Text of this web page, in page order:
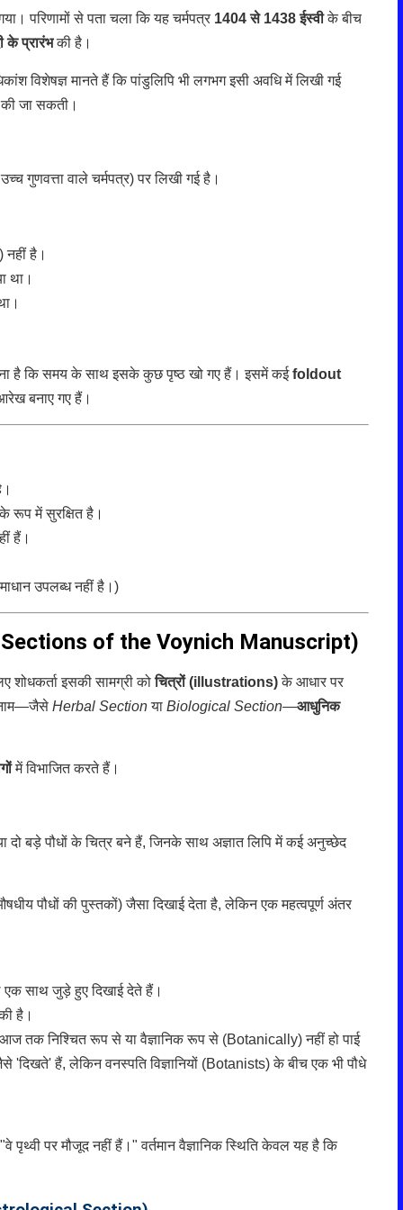
परिणामों से पता चला कि यह चर्मपत्र 1404 से 1438 ईस्वीके बीच
के प्रारंभकी है।
विशेषज्ञ मानते हैं कि पांडुलिपि भी लगभग इसी अवधि में लिखी गई
की जा सकती।
गुणवत्ता वाले चर्मपत्र) पर लिखी गई है।
नहीं है।
था।
है कि समय के साथ इसके कुछ पृष्ठ खो गए हैं। इसमें कईfoldout
बनाए गए हैं।
में सुरक्षित है।
हैं।
उपलब्ध नहीं है।)
Sections of the Voynich Manuscript)
शोधकर्ता इसकी सामग्री कोचित्रों (illustrations)के आधार पर
नाम—जैसे Herbal Sectionया Biological Section—आधुनिक
में विभाजित करते हैं।
बड़े पौधों के चित्र बने हैं, जिनके साथ अज्ञात लिपि में कई अनुच्छेद
पौधों की पुस्तकों) जैसा दिखाई देता है, लेकिन एक महत्वपूर्ण अंतर
साथ जुड़े हुए दिखाई देते हैं।
है।
तक निश्चित रूप से या वैज्ञानिक रूप से (Botanically) नहीं हो पाई
हैं, लेकिन वनस्पति विज्ञानियों (Botanists) के बीच एक भी पौधे
पृथ्वी पर मौजूद नहीं हैं।" वर्तमान वैज्ञानिक स्थिति केवल यह है कि